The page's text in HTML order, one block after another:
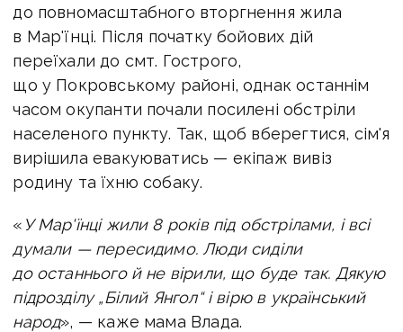
до повномасштабного вторгнення жила
в Мар'їнці. Після початку бойових дій
переїхали до смт. Гострого,
що у Покровському районі, однак останнім
часом окупанти почали посилені обстріли
населеного пункту. Так, щоб вберегтися, сім'я
вирішила евакуюватись — екіпаж вивіз
родину та їхню собаку.
« У Мар'їнці жили 8 років під обстрілами, і всі
думали — пересидимо. Люди сиділи
до останнього й не вірили, що буде так. Дякую
підрозділу „Білий Янгол“ і вірю в український
народ», — каже мама Влада.